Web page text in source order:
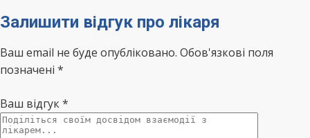
Залишити відгук про лікаря
Ваш email не буде опубліковано. Обов'язкові поля
позначені *
Ваш відгук*